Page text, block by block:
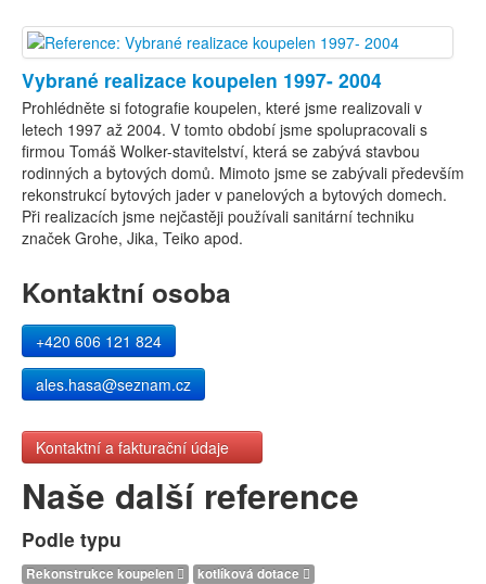
Vybrané realizace koupelen 1997- 2004
Prohlédněte si fotografie koupelen, které jsme realizovali v
letech 1997 až 2004. V tomto období jsme spolupracovali s
firmou Tomáš Wolker-stavitelství, která se zabývá stavbou
rodinných a bytových domů. Mimoto jsme se zabývali především
rekonstrukcí bytových jader v panelových a bytových domech.
Při realizacích jsme nejčastěji používali sanitární techniku
značek Grohe, Jika, Teiko apod.
Kontaktní osoba
+420 606 121 824
ales.hasa@seznam.cz
Kontaktní a fakturační údaje
Naše další reference
Podle typu
Rekonstrukce koupelen
kotlíková dotace